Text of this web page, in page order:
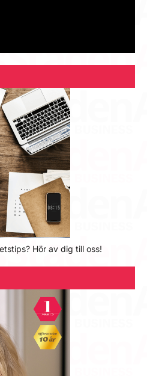
Hör av dig till oss!